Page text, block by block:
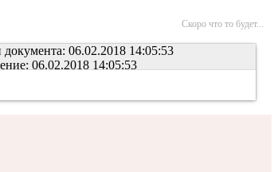
Скоро что то будет...
06.02.2018 14:05:53
06.02.2018 14:05:53